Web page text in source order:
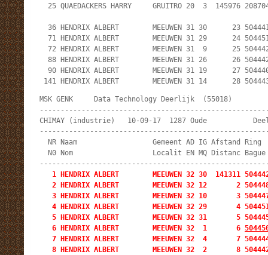
25 QUAEDACKERS HARRY     GRUITRO 20  3
36 HENDRIX ALBERT        MEEUWEN 31 30
71 HENDRIX ALBERT        MEEUWEN 31 29
72 HENDRIX ALBERT        MEEUWEN 31  9
88 HENDRIX ALBERT        MEEUWEN 31 26
90 HENDRIX ALBERT        MEEUWEN 31 19
141 HENDRIX ALBERT        MEEUWEN 31 14      28
MSK GENK     Data
CHIMAY (industrie)   10-09-17  1287 Oude
NR Naam                  Gemeent AD IG
N0 Nom                   Localit EN MQ
1 HENDRIX ALBERT        MEEUWEN 32 30
2 HENDRIX ALBERT        MEEUWEN 32 12
3 HENDRIX ALBERT        MEEUWEN 32 10
4 HENDRIX ALBERT        MEEUWEN 32 29
5 HENDRIX ALBERT        MEEUWEN 32 31
   6 HENDRIX ALBERT        MEEUWEN 32  1       6
7 HENDRIX ALBERT        MEEUWEN 32  4
8 HENDRIX ALBERT        MEEUWEN 32  2       8